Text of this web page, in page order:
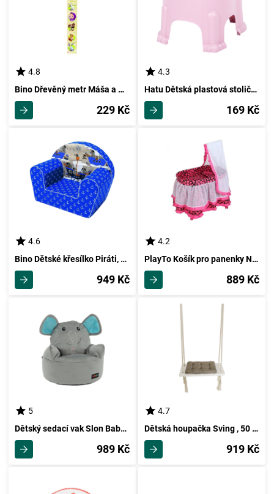
4.8
Bino Dřevěný metr Máša a medvěd, 85 cm
229 Kč
4.3
Hatu Dětská plastová stolička Kočka růžová, 29,6 x 20,5 x 26 cm
169 Kč
4.6
Bino Dětské křesílko Piráti, 42 x 32,7 x 52,5 cm
949 Kč
4.2
PlayTo Košík pro panenky Nikolka, růžová
889 Kč
5
Dětský sedací vak Slon Baby, 55 x 50 cm
989 Kč
4.7
Dětská houpačka Sving , 50 x 18 x 3 cm
919 Kč